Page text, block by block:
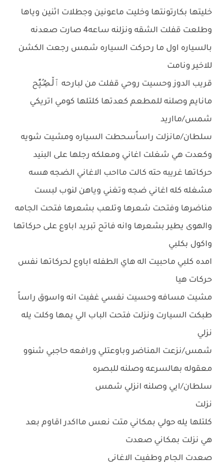
خليتها بكارتونتها وخليت ماعونين وجطلات اثنين وياها
وطلعت قفلت الشقه ونزلنه ساعه4 صارت صعدنه
بالسياره اول ما رحركت السياره شمس رجعت الكشن
للاخير ونامت
قريب الدوز وحسيت روحي قفلت من لبارحه ٱڵـڝُـُپًٍح
مانايم وصلنه للمطعم كعدتها كلتلها كومي اتريكي
شمس/مااريد
سلطان/مانزلت راساًسحطت السياره ومشيت شويه
وكعدت هي شغلت اغاني ومعلكه رجلها على البنيد
حركاتها غريبه حته كالت مااحب الاغاني الضجه هسه
مشغله كله اغاني ضجه وتغني وياهن لنوب لبست
مناضرها وفتحت شعرها وتلعب بشعرها فتحت الجامه
والهوى يطير بشعرها وانه فاتح تبريد اباوع على حركاتها
واكول بكلبي
امده كلبي ماحبيت اله هاي الطفله اباوع لحركاتها نفس
حركات هيا
مشيت مسافه وحسيت نفسي غفيت انه واسوق راساً
طبكت السيارت ونزلت فتحت الباب الي يمها وكلت يله
نزلي
شمس/نزعت المناضر وباوعتلي ورافعه حاجبي شنوو
معقوله بهالسرعه وصلنه للبصره
سلطان/ايي وصلنه انزلي شمس
نزلت
كلتلها يله حولي بمكاني متت نعس مااكدر اقاوم بعد
هي نزلت بمكاني صعدت
صعدت الجام وطفيت الاغاني